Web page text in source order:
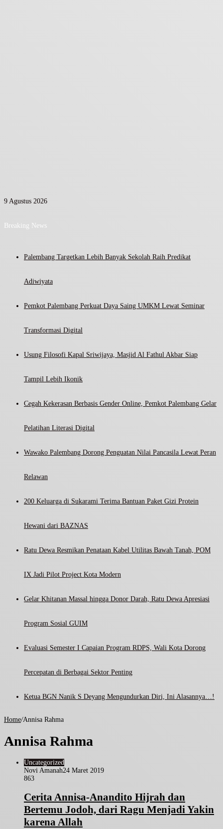
9 Agustus 2026
Breaking News
Palembang Targetkan Lebih Banyak Sekolah Raih Predikat
Adiwiyata
Pemkot Palembang Perkuat Daya Saing UMKM Lewat Seminar
Transformasi Digital
Usung Filosofi Kapal Sriwijaya, Masjid Al Fathul Akbar Siap
Tampil Lebih Ikonik
Cegah Kekerasan Berbasis Gender Online, Pemkot Palembang Gelar
Pelatihan Literasi Digital
Wawako Palembang Dorong Penguatan Nilai Pancasila Lewat Peran
Relawan
200 Keluarga di Sukarami Terima Bantuan Paket Gizi Protein
Hewani dari BAZNAS
Ratu Dewa Resmikan Penataan Kabel Utilitas Bawah Tanah, POM
IX Jadi Pilot Project Kota Modern
Gelar Khitanan Massal hingga Donor Darah, Ratu Dewa Apresiasi
Program Sosial GUIM
Evaluasi Semester I Capaian Program RDPS, Wali Kota Dorong
Percepatan di Berbagai Sektor Penting
Ketua BGN Nanik S Deyang Mengundurkan Diri, Ini Alasannya…!
Home/Annisa Rahma
Annisa Rahma
Uncategorized
Novi Amanah24 Maret 2019
863
Cerita Annisa-Anandito Hijrah dan
Bertemu Jodoh, dari Ragu Menjadi Yakin
karena Allah